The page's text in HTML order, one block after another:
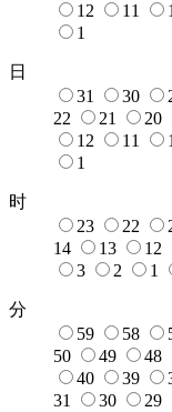
12
11
1
日
31
30
22
21 20
12
11
1
时
23
22
14
13 12
3
2 1
分
59
58
50
49 48
40
39
31
30 29